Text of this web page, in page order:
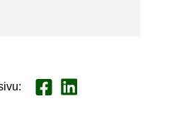
: Jaa Face­book
Jaa Lin­ke­dI­nis­sä